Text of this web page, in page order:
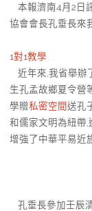
本報濟南4月2日
協會會長孔垂長來
1對1教學
近年來,我省舉辦
生孔孟故鄉夏令營
學贈私密空間送孔
和儒家文明為紐帶,
增強了中華平易近
孔垂長參加壬辰